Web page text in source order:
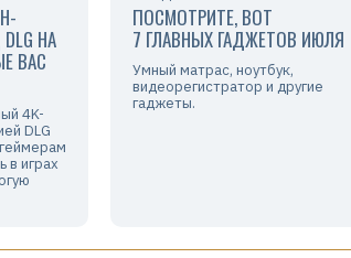
НА
ВАС
4K-
DLG
в играх
ПОСМОТРИТЕ, ВОТ
7 ГЛАВНЫХ ГАДЖЕТОВ ИЮЛЯ
Умный матрас, ноутбук,
видеорегистратор и другие
гаджеты.